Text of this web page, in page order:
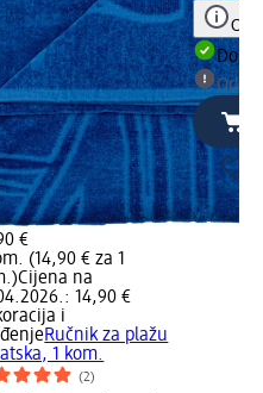
€
(14,90 € za 1
Cijena na
14,90 €
i
Ručnik za plažu
1 kom.
(2)